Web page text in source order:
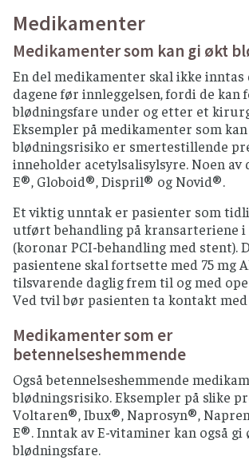
Medikamenter
Medikamenter som kan gi økt
En del medikamenter skal ikke inntas
dagene før innleggelsen, fordi de kan
blødningsfare under og etter et
Eksempler på medikamenter som
blødningsrisiko er smertestillende
inneholder acetylsalisylsyre. Noen av
E®, Globoid®, Dispril® og Novid®.
Et viktig unntak er pasienter som
utført behandling på kransarteriene
(koronar PCI-behandling med stent).
pasientene skal fortsette med 75 mg
tilsvarende daglig frem til og med
Ved tvil bør pasienten ta kontakt med
Medikamenter som er
betennelseshemmende
Også betennelseshemmende
blødningsrisiko. Eksempler på slike
Voltaren®, Ibux®, Naprosyn®,
E®. Inntak av E-vitaminer kan også gi
blødningsfare.